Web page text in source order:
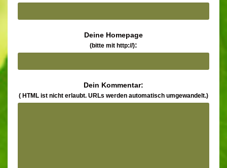
Deine Homepage
(bitte mit http://):
Dein Kommentar:
( HTML ist nicht erlaubt. URLs werden automatisch umgewandelt.)